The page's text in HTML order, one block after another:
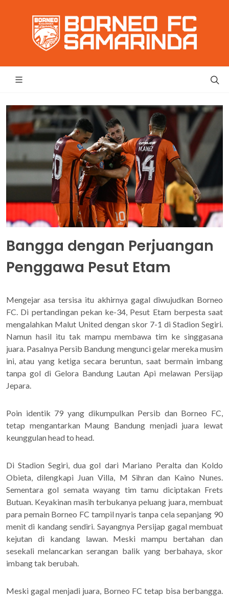
Bangga dengan Perjuangan
Penggawa Pesut Etam
Mengejar asa tersisa itu akhirnya gagal diwujudkan Borneo
FC. Di pertandingan pekan ke-34, Pesut Etam berpesta saat
mengalahkan Malut United dengan skor 7-1 di Stadion Segiri.
Namun hasil itu tak mampu membawa tim ke singgasana
juara. Pasalnya Persib Bandung mengunci gelar mereka musim
ini, atau yang ketiga secara beruntun, saat bermain imbang
tanpa gol di Gelora Bandung Lautan Api melawan Persijap
Jepara.
Poin identik 79 yang dikumpulkan Persib dan Borneo FC,
tetap mengantarkan Maung Bandung menjadi juara lewat
keunggulan head to head.
Di Stadion Segiri, dua gol dari Mariano Peralta dan Koldo
Obieta, dilengkapi Juan Villa, M Sihran dan Kaino Nunes.
Sementara gol semata wayang tim tamu diciptakan Frets
Butuan. Keyakinan masih terbukanya peluang juara, membuat
para pemain Borneo FC tampil nyaris tanpa cela sepanjang 90
menit di kandang sendiri. Sayangnya Persijap gagal membuat
kejutan di kandang lawan. Meski mampu bertahan dan
sesekali melancarkan serangan balik yang berbahaya, skor
imbang tak berubah.
Meski gagal menjadi juara, Borneo FC tetap bisa berbangga.